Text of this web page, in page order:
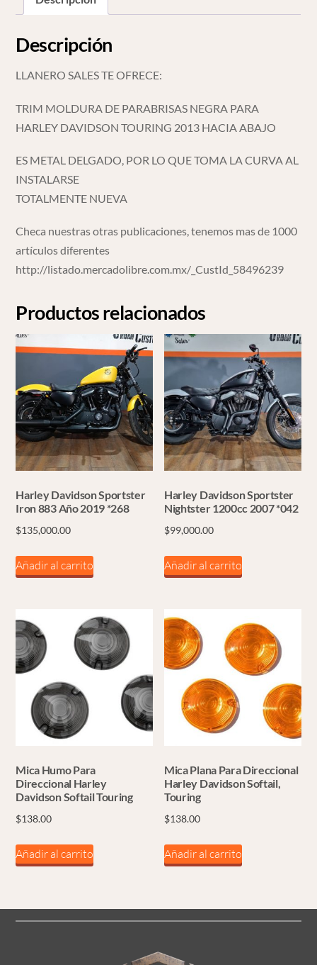
Descripción
LLANERO SALES TE OFRECE:
TRIM MOLDURA DE PARABRISAS NEGRA PARA
HARLEY DAVIDSON TOURING 2013 HACIA ABAJO
ES METAL DELGADO, POR LO QUE TOMA LA CURVA AL
INSTALARSE
TOTALMENTE NUEVA
Checa nuestras otras publicaciones, tenemos mas de 1000
artículos diferentes
http://listado.mercadolibre.com.mx/_CustId_58496239
Productos relacionados
Harley Davidson Sportster
Iron 883 Año 2019 *268
$135,000.00
Añadir al carrito
Harley Davidson Sportster
Nightster 1200cc 2007 *042
$99,000.00
Añadir al carrito
Mica Humo Para
Direccional Harley
Davidson Softail Touring
$138.00
Añadir al carrito
Mica Plana Para Direccional
Harley Davidson Softail,
Touring
$138.00
Añadir al carrito